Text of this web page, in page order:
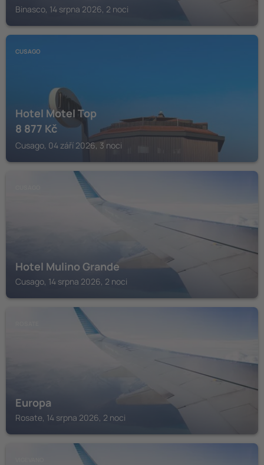
Binasco, 14 srpna 2026, 2 noci
CUSAGO
Hotel Motel Top
8 877 Kč
Cusago, 04 září 2026, 3 noci
Hotel Mulino Grande
Cusago, 14 srpna 2026, 2 noci
Europa
Rosate, 14 srpna 2026, 2 noci